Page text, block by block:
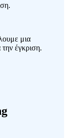
μια
έγκριση.